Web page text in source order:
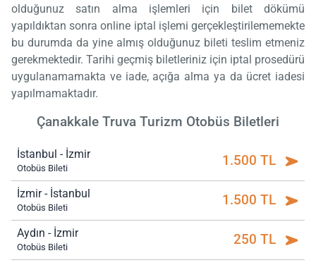
olduğunuz satın alma işlemleri için bilet dökümü
yapıldıktan sonra online iptal işlemi gerçekleştirilememekte
bu durumda da yine almış olduğunuz bileti teslim etmeniz
gerekmektedir. Tarihi geçmiş biletleriniz için iptal prosedürü
uygulanamamakta ve iade, açığa alma ya da ücret iadesi
yapılmamaktadır.
Çanakkale Truva Turizm Otobüs Biletleri
İstanbul - İzmir
Otobüs Bileti 1.500 TL
İzmir - İstanbul
Otobüs Bileti 1.500 TL
Aydın - İzmir
Otobüs Bileti 250 TL